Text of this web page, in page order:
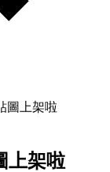
圖上架啦
上架啦